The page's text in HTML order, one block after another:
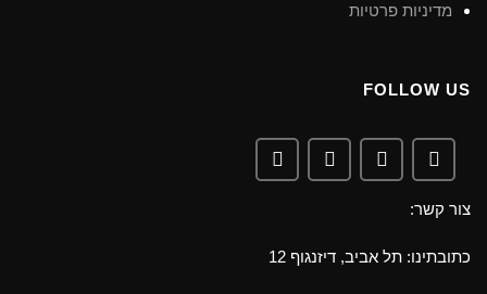
מדיניות פרטיות
FOLLOW US
צור קשר:
כתובתינו: תל אביב, דיזנגוף 12